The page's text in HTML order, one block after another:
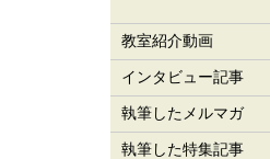
教室紹介動画
インタビュー記事
執筆したメルマガ
執筆した特集記事